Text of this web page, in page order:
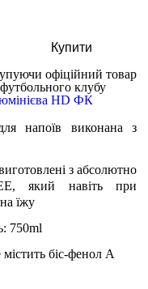
Купити
офіційний товар
клубу
напоїв виконана з
з абсолютно
який навіть при
їжу
750ml
біс-фенол А